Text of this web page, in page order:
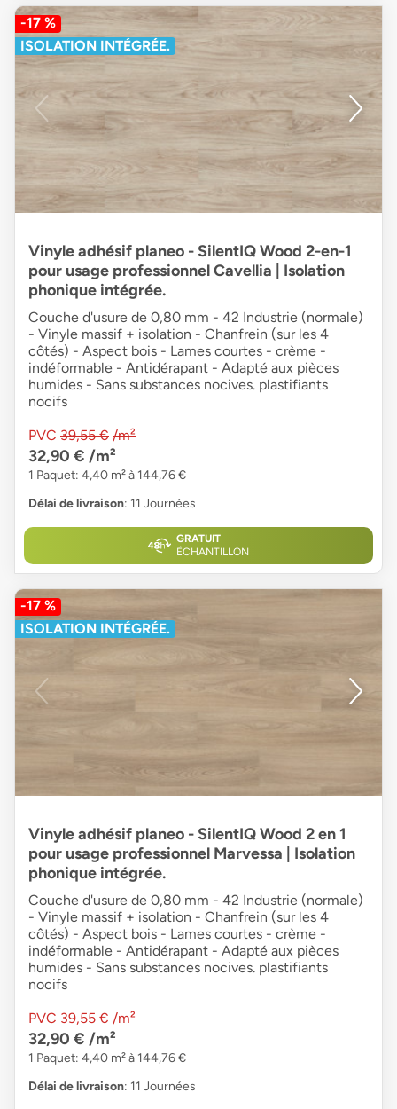
-17 %
ISOLATION INTÉGRÉE.
Vinyle adhésif planeo - SilentIQ Wood 2-en-1
pour usage professionnel Cavellia | Isolation
phonique intégrée.
Couche d'usure de 0,80 mm - 42 Industrie (normale)
- Vinyle massif + isolation - Chanfrein (sur les 4
côtés) - Aspect bois - Lames courtes - crème -
indéformable - Antidérapant - Adapté aux pièces
humides - Sans substances nocives. plastifiants
nocifs
PVC 39,55 € /m²
32,90 € /m²
1 Paquet: 4,40 m² à 144,76 €
Délai de livraison: 11 Journées
GRATUIT
ÉCHANTILLON
-17 %
ISOLATION INTÉGRÉE.
Vinyle adhésif planeo - SilentIQ Wood 2 en 1
pour usage professionnel Marvessa | Isolation
phonique intégrée.
Couche d'usure de 0,80 mm - 42 Industrie (normale)
- Vinyle massif + isolation - Chanfrein (sur les 4
côtés) - Aspect bois - Lames courtes - crème -
indéformable - Antidérapant - Adapté aux pièces
humides - Sans substances nocives. plastifiants
nocifs
PVC 39,55 € /m²
32,90 € /m²
1 Paquet: 4,40 m² à 144,76 €
Délai de livraison: 11 Journées